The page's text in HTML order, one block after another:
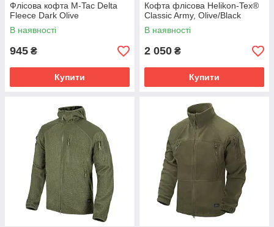
Флісова кофта M-Tac Delta
Fleece Dark Olive
В наявності
945 ₴
Купити
Кофта флісова Helikon-Tex®
Classic Army, Olive/Black
В наявності
2 050 ₴
Купити